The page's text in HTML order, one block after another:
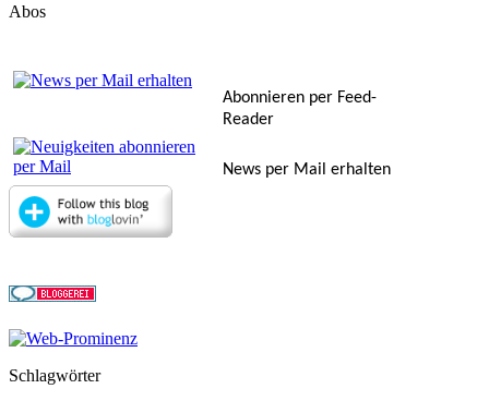
Abos
Abonnieren per Feed-
Reader
News per Mail erhalten
Schlagwörter